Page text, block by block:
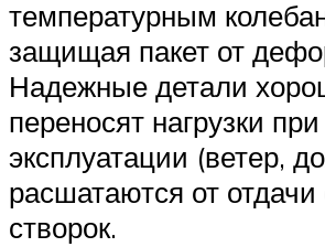
температурным
защищая пакет от
Надежные детали
переносят нагрузки при
эксплуатации (ветер,
расшатаются от
створок.